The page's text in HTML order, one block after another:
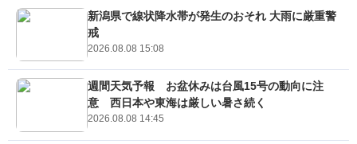
新潟県で線状降水帯が発生のおそれ 大雨に厳重警
戒
2026.08.08 15:08
週間天気予報 お盆休みは台風15号の動向に注
意 西日本や東海は厳しい暑さ続く
2026.08.08 14:45